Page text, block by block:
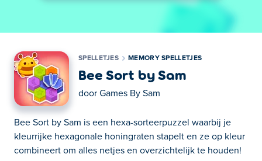
SPELLETJES MEMORY SPELLETJES
Bee Sort by Sam
door Games By Sam
Bee Sort by Sam is een hexa-sorteerpuzzel waarbij je
kleurrijke hexagonale honingraten stapelt en ze op kleur
combineert om alles netjes en overzichtelijk te houden!